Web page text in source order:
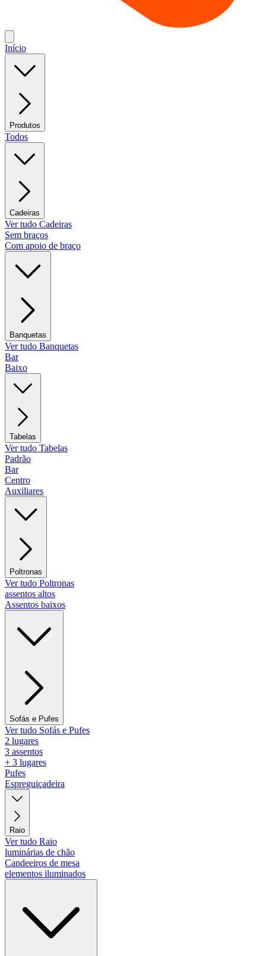
Início
Produtos
Todos
Cadeiras
Ver tudo Cadeiras
Sem braços
Com apoio de braço
Banquetas
Ver tudo Banquetas
Bar
Baixo
Tabelas
Ver tudo Tabelas
Padrão
Bar
Centro
Auxiliares
Poltronas
Ver tudo Poltronas
assentos altos
Assentos baixos
Sofás e Pufes
Ver tudo Sofás e Pufes
2 lugares
3 assentos
+ 3 lugares
Pufes
Espreguiçadeira
Raio
Ver tudo Raio
luminárias de chão
Candeeiros de mesa
elementos iluminados